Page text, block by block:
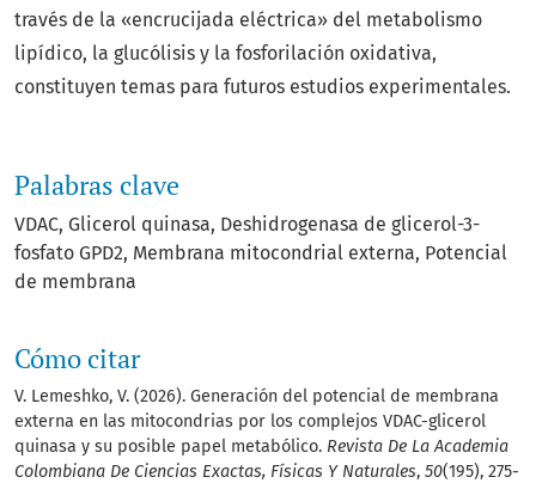
Palabras clave
VDAC Glicerol quinasa Deshidrogenasa de glicerol-3-
fosfato GPD2 Membrana mitocondrial externa Potencial
de membrana
Cómo citar
V. Lemeshko, V. (2026). Generación del potencial de membrana
externa en las mitocondrias por los complejos VDAC-glicerol
quinasa y su posible papel metabólico. Revista De La Academia
Colombiana De Ciencias Exactas, Físicas Y Naturales, 50(195), 275-
través de la «encrucijada eléctrica» del metabolismo
lipídico, la glucólisis y la fosforilación oxidativa,
constituyen temas para futuros estudios experimentales.